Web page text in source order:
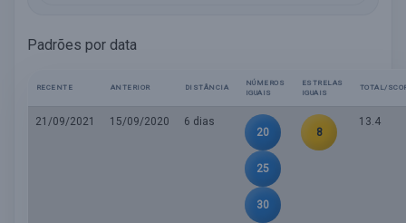
Padrões por data
RECENTE ANTERIOR DISTÂNCIA
NÚMEROS
IGUAIS
ESTRELAS
IGUAIS
TOTAL/
21/09/2021 15/09/2020
6 dias
20
25
30
8
13.4